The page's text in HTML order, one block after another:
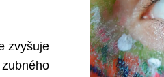
zvyšuje